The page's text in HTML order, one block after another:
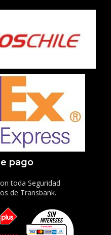
pago
toda Seguridad
de Transbank.